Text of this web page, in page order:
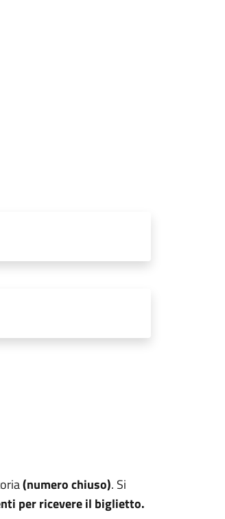
(numero chiuso). Si
per ricevere il biglietto.